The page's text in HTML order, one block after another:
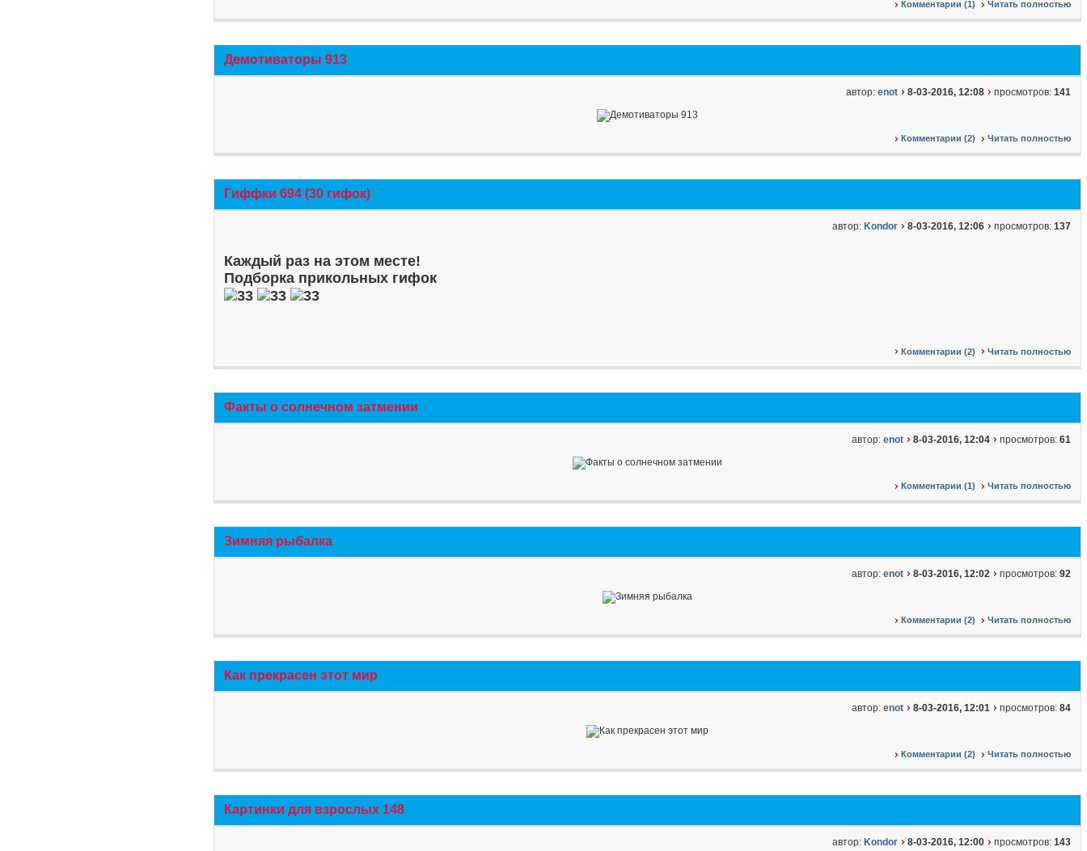
Комментарии (1) Читать полностью
Демотиваторы 913
автор: enot 8-03-2016, 12:08 просмотров: 141
Комментарии (2) Читать полностью
Гиффки 694 (30 гифок)
автор: Kondor 8-03-2016, 12:06 просмотров: 137
Каждый раз на этом месте!
Подборка прикольных гифок
Комментарии (2) Читать полностью
Факты о солнечном затмении
автор: enot 8-03-2016, 12:04 просмотров: 61
Комментарии (1) Читать полностью
Зимняя рыбалка
автор: enot 8-03-2016, 12:02 просмотров: 92
Комментарии (2) Читать полностью
Как прекрасен этот мир
автор: enot 8-03-2016, 12:01 просмотров: 84
Комментарии (2) Читать полностью
Картинки для взрослых 148
автор: Kondor 8-03-2016, 12:00 просмотров: 143